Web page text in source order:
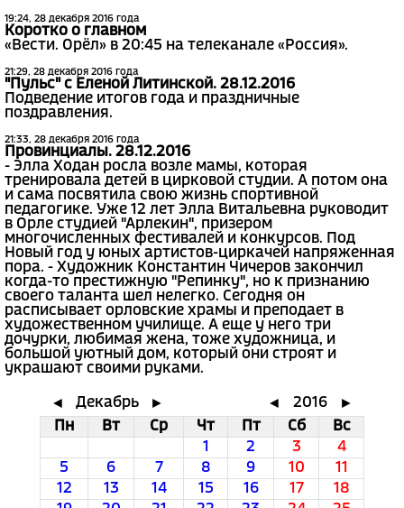
19:24, 28 декабря 2016 года
Коротко о главном
«Вести. Орёл» в 20:45 на телеканале «Россия».
21:29, 28 декабря 2016 года
"Пульс" с Еленой Литинской. 28.12.2016
Подведение итогов года и праздничные
поздравления.
21:33, 28 декабря 2016 года
Провинциалы. 28.12.2016
- Элла Ходан росла возле мамы, которая
тренировала детей в цирковой студии. А потом она
и сама посвятила свою жизнь спортивной
педагогике. Уже 12 лет Элла Витальевна руководит
в Орле студией "Арлекин", призером
многочисленных фестивалей и конкурсов. Под
Новый год у юных артистов-циркачей напряженная
пора. - Художник Константин Чичеров закончил
когда-то престижную "Репинку", но к признанию
своего таланта шел нелегко. Сегодня он
расписывает орловские храмы и преподает в
художественном училище. А еще у него три
дочурки, любимая жена, тоже художница, и
большой уютный дом, который они строят и
украшают своими руками.
◄ Декабрь ► ◄ 2016
►
Пн
Вт Ср Чт Пт Сб
Вс
1
2 3
4
5
6 7 8 9 10
11
12
13 14 15 16 17
18